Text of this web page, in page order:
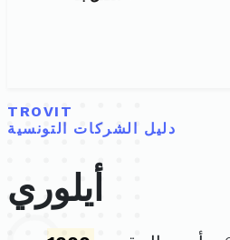
TROVIT
دليل الشركات التونسية
أيلوري